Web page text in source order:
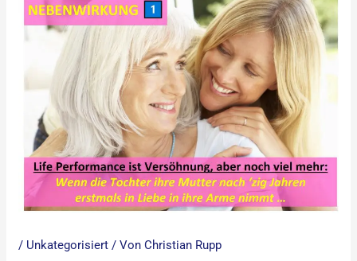
/ Unkategorisiert / VonChristian Rupp